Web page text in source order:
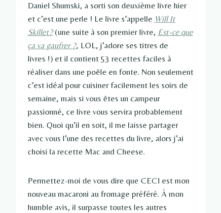
Daniel Shumski, a sorti son deuxième livre hier
et c’est une perle ! Le livre s’appelle Will It
Skillet?(une suite à son premier livre, Est-ce que
ça va gaufrer ?, LOL, j’adore ses titres de
livres !) et il contient 53 recettes faciles à
réaliser dans une poêle en fonte. Non seulement
c’est idéal pour cuisiner facilement les soirs de
semaine, mais si vous êtes un campeur
passionné, ce livre vous servira probablement
bien. Quoi qu’il en soit, il me laisse partager
avec vous l’une des recettes du livre, alors j’ai
choisi la recette Mac and Cheese.
Permettez-moi de vous dire que CECI est mon
nouveau macaroni au fromage préféré. À mon
humble avis, il surpasse toutes les autres